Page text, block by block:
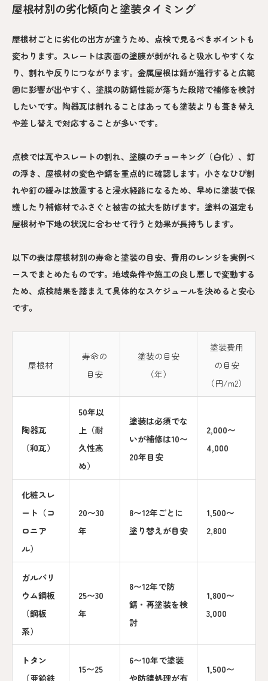
屋根材別の劣化傾向と塗装タイミング
屋根材ごとに劣化の出方が違うため、点検で見るべきポイントも
変わります。スレートは表面の塗膜が剥がれると吸水しやすくな
り、割れや反りにつながります。金属屋根は錆が進行すると広範
囲に影響が出やすく、塗膜の防錆性能が落ちた段階で補修を検討
したいです。陶器瓦は割れることはあっても塗装よりも葺き替え
や差し替えで対応することが多いです。
点検では瓦やスレートの割れ、塗膜のチョーキング（白化）、釘
の浮き、屋根材の変色や錆を重点的に確認します。小さなひび割
れや釘の緩みは放置すると浸水経路になるため、早めに塗装で保
護したり補修材でふさぐと被害の拡大を防げます。塗料の選定も
屋根材や下地の状況に合わせて行うと効果が長持ちします。
以下の表は屋根材別の寿命と塗装の目安、費用のレンジを実例ベ
ースでまとめたものです。地域条件や施工の良し悪しで変動する
ため、点検結果を踏まえて具体的なスケジュールを決めると安心
です。
屋根材
寿命の
目安
塗装の目安
（年）
塗装費用
の目安
（円/m2）
陶器瓦
（和瓦）
50年以
上（耐
久性高
め）
塗装は必須でな
いが補修は10〜
20年目安
2,000〜
4,000
化粧スレ
ート（コ
ロニア
ル）
20〜30
年
8〜12年ごとに
塗り替えが目安
1,500〜
2,800
ガルバリ
ウム鋼板
（鋼板
系）
25〜30
年
8〜12年で防
錆・再塗装を検
討
1,800〜
3,000
トタン
（亜鉛鉄
15〜25
6〜10年で塗装
や防錆処理が有
1,500〜